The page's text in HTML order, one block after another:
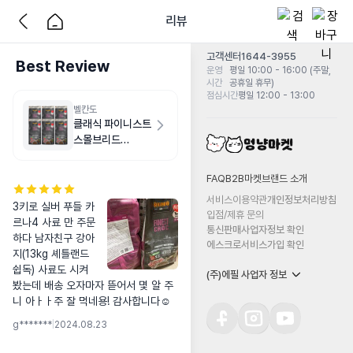
리뷰
Best Review
벨칸도
클래식 파이니스트
스몰브리드
3키로 실버 푸들 카
르나4 사료 만 주문
하다 남자친구 강아
지(13kg 셰틀랜드
쉽독) 사료도 시켜
봤는데 배송 오자마자 뜯어서 몇 알 주
니 아ㅏㅏ주 잘 먹네용! 감사합니다☺️
g******* 2024.08.23
고객센터1644-3955
운영
시간
평일 10:00 - 16:00 (주말,
공휴일 휴무)
점심시간평일 12:00 - 13:00
FAQB2B마켓 브랜드 소개
서비스이용약관개인정보처리방침
입점/제휴 문의
통신판매사업자정보 확인
에스크로서비스가입 확인
(주)에필 사업자 정보